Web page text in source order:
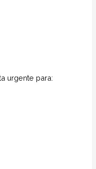
urgente para: